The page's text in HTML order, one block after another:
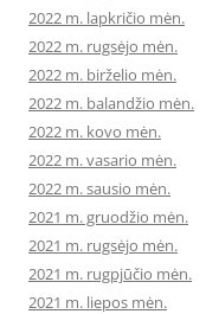
2022 m. lapkričio mėn.
2022 m. rugsėjo mėn.
2022 m. birželio mėn.
2022 m. balandžio mėn.
2022 m. kovo mėn.
2022 m. vasario mėn.
2022 m. sausio mėn.
2021 m. gruodžio mėn.
2021 m. rugsėjo mėn.
2021 m. rugpjūčio mėn.
2021 m. liepos mėn.